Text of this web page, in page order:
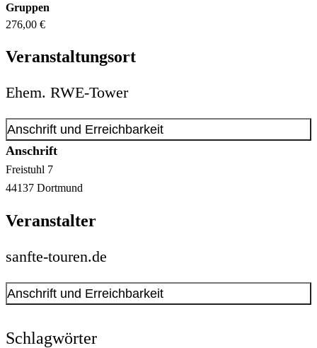
Gruppen
276,00 €
Veranstaltungsort
Ehem. RWE-Tower
Anschrift und Erreichbarkeit
Anschrift
Freistuhl 7
44137 Dortmund
Veranstalter
sanfte-touren.de
Anschrift und Erreichbarkeit
Anschrift
Schlagwörter